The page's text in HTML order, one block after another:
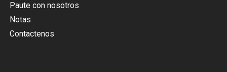
Paute con nosotros
Notas
Contactenos